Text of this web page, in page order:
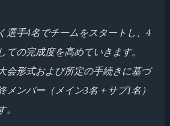
選手4名でチームをスタートし、4
ての完成度を高めていきます。
会形式および所定の手続きに基づ
メンバー（メイン3名＋サブ1名）
。